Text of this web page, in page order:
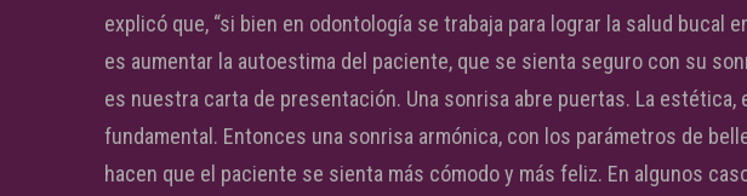
explicó que, “si bien en odontología se trabaja para lograr la salud bucal
es aumentar la autoestima del paciente, que se sienta seguro con su
es nuestra carta de presentación. Una sonrisa abre puertas. La estética,
fundamental. Entonces una sonrisa armónica, con los parámetros de
hacen que el paciente se sienta más cómodo y más feliz. En algunos